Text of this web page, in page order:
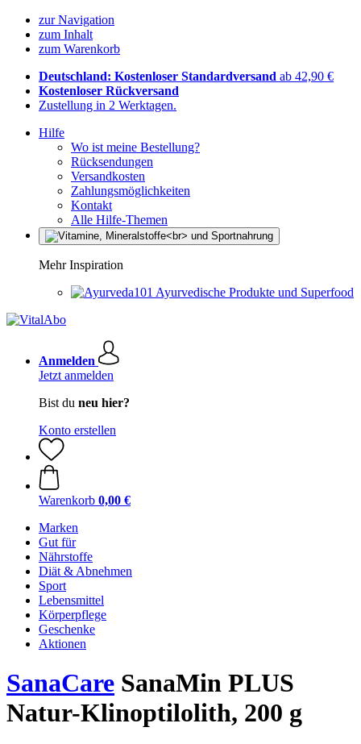
zur Navigation
zum Inhalt
zum Warenkorb
Deutschland: Kostenloser Standardversand ab 42,90 €
Kostenloser Rückversand
Zustellung in 2 Werktagen.
Hilfe
Wo ist meine Bestellung?
Rücksendungen
Versandkosten
Zahlungsmöglichkeiten
Kontakt
Alle Hilfe-Themen
Mehr Inspiration
Ayurvedische Produkte und Superfood
Anmelden
Jetzt anmelden
Bist du neu hier?
Konto erstellen
Warenkorb 0,00 €
Marken
Gut für
Nährstoffe
Diät & Abnehmen
Sport
Lebensmittel
Körperpflege
Geschenke
Aktionen
SanaCare SanaMin PLUS
Natur-Klinoptilolith, 200 g